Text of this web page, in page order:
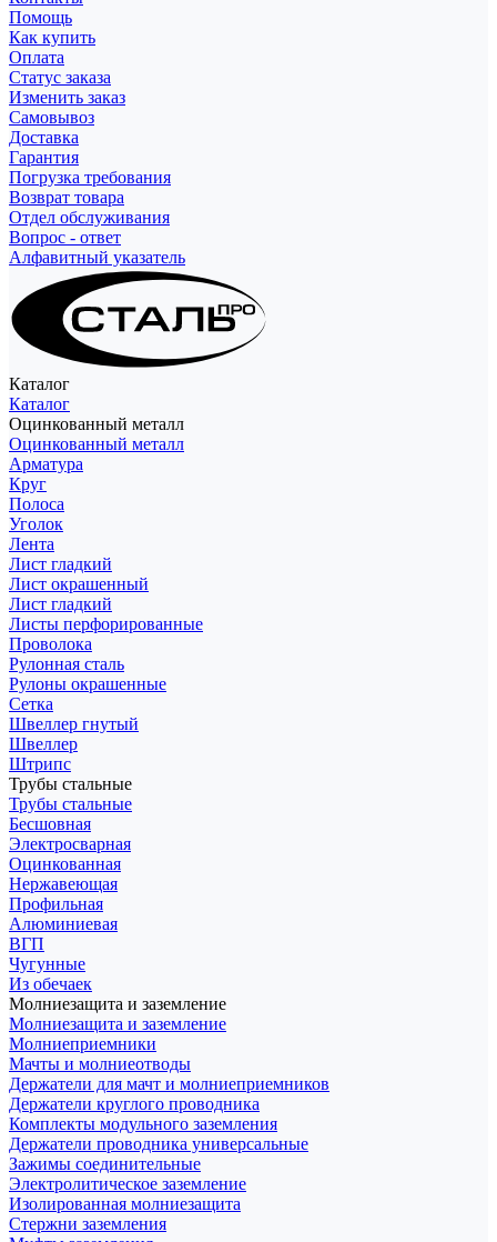
Помощь
Как купить
Оплата
Статус заказа
Изменить заказ
Самовывоз
Доставка
Гарантия
Погрузка требования
Возврат товара
Отдел обслуживания
Вопрос - ответ
Алфавитный указатель
Каталог
Каталог
Оцинкованный металл
Оцинкованный металл
Арматура
Круг
Полоса
Уголок
Лента
Лист гладкий
Лист окрашенный
Лист гладкий
Листы перфорированные
Проволока
Рулонная сталь
Рулоны окрашенные
Сетка
Швеллер гнутый
Швеллер
Штрипс
Трубы стальные
Трубы стальные
Бесшовная
Электросварная
Оцинкованная
Нержавеющая
Профильная
Алюминиевая
ВГП
Чугунные
Из обечаек
Молниезащита и заземление
Молниезащита и заземление
Молниеприемники
Мачты и молниеотводы
Держатели для мачт и молниеприемников
Держатели круглого проводника
Комплекты модульного заземления
Держатели проводника универсальные
Зажимы соединительные
Электролитическое заземление
Изолированная молниезащита
Стержни заземления